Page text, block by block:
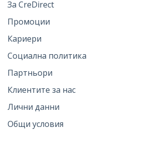
За CreDirect
Промоции
Кариери
Социална политика
Партньори
Клиентите за нас
Лични данни
Общи условия